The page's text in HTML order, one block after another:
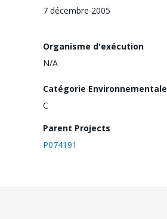
7 décembre 2005
Organisme d'exécution
N/A
Catégorie Environnementale
C
Parent Projects
P074191